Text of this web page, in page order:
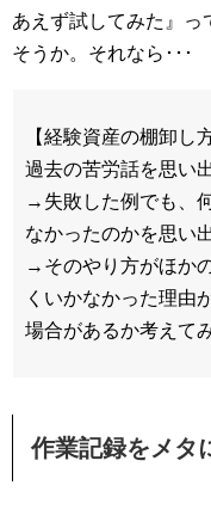
あえず試してみた』っ
そうか。それなら･･･
【経験資産の棚卸し
過去の苦労話を思い
→失敗した例でも、
なかったのかを思い
→そのやり方がほか
くいかなかった理由
場合があるか考えて
作業記録をメタ